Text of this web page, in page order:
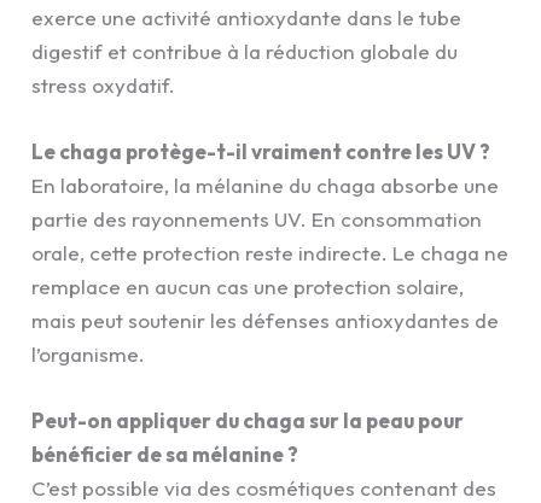
exerce une activité antioxydante dans le tube
digestif et contribue à la réduction globale du
stress oxydatif.
Le chaga protège-t-il vraiment contre les UV ?
En laboratoire, la mélanine du chaga absorbe une
partie des rayonnements UV. En consommation
orale, cette protection reste indirecte. Le chaga ne
remplace en aucun cas une protection solaire,
mais peut soutenir les défenses antioxydantes de
l’organisme.
Peut-on appliquer du chaga sur la peau pour
bénéficier de sa mélanine ?
C’est possible via des cosmétiques contenant des